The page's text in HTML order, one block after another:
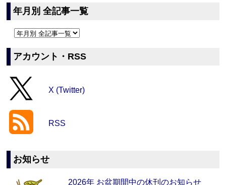
年月別 全記事一覧
アカウント・RSS
X (Twitter)
RSS
お知らせ
2026年 お盆期間中の休刊のお知らせ